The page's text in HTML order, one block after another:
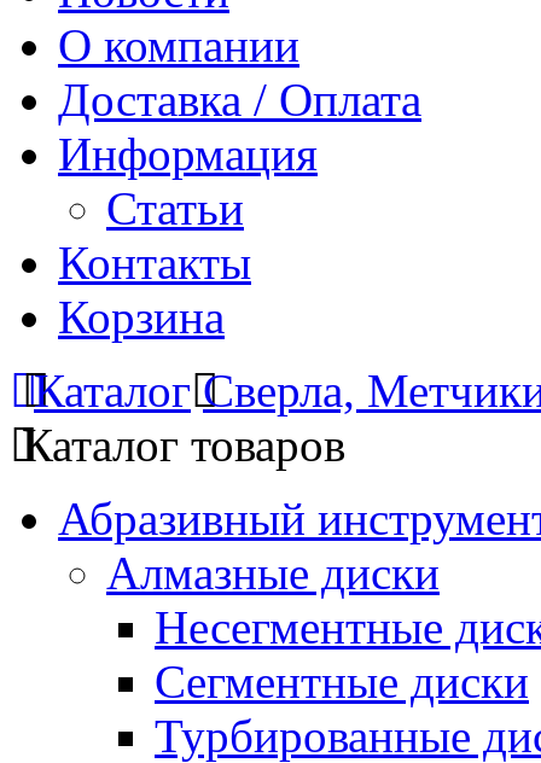
О компании
Доставка / Оплата
Информация
Статьи
Контакты
Корзина
Каталог Сверла,
Каталог товаров
Абразивный
Алмазные диски
Несегментные
Сегментные диски
Турбированные